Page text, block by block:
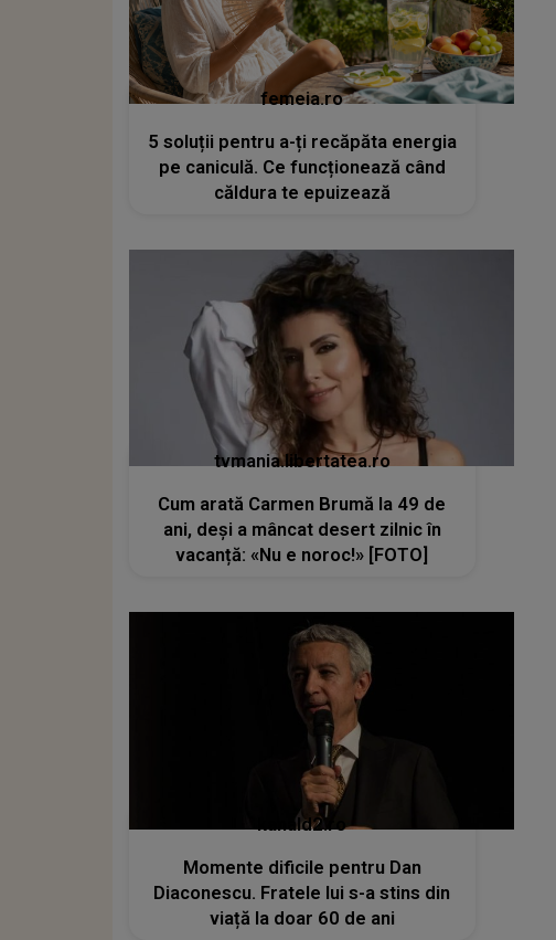
femeia.ro
5 soluții pentru a-ți recăpăta energia
pe caniculă. Ce funcționează când
căldura te epuizează
tvmania.libertatea.ro
Cum arată Carmen Brumă la 49 de
ani, deși a mâncat desert zilnic în
vacanță: «Nu e noroc!» [FOTO]
kanald2.ro
Momente dificile pentru Dan
Diaconescu. Fratele lui s-a stins din
viață la doar 60 de ani